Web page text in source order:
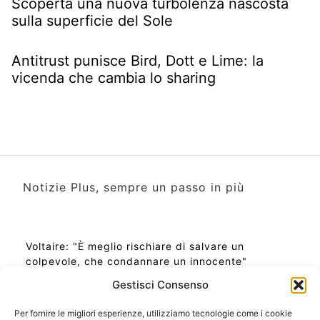
Gestisci Consenso
Per fornire le migliori esperienze, utilizziamo tecnologie come i cookie
Scoperta una nuova turbolenza nascosta
sulla superficie del Sole
Antitrust punisce Bird, Dott e Lime: la
vicenda che cambia lo sharing
Notizie Plus, sempre un passo in più
Voltaire: "È meglio rischiare di salvare un
colpevole, che condannare un innocente"